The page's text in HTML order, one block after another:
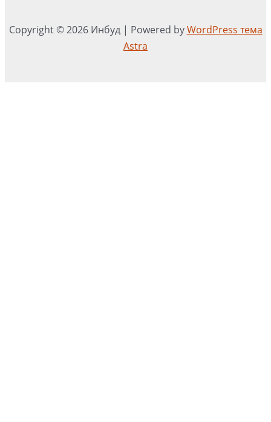
Copyright © 2026 Инбуд | Powered byWordPress тема
Astra